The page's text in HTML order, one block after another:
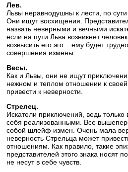
Лев.
Львы неравнодушны к лести, по
Они ищут восхищения.
назвать неверными и вечными
если на пути Льва возникнет
возвысить его эго... ему будет
совершения измены.
Весы.
Как и Львы, они не ищут
нежном и теплом отношении к
привести к неверности.
Стрелец.
Искатели приключений, ведь только
себя реализованными. Все
собой шлейф измен. Очень мала
неверность Стрельца может
отношениям. Как правило, такие
представителей этого знака носят
не несут в себе чувств.